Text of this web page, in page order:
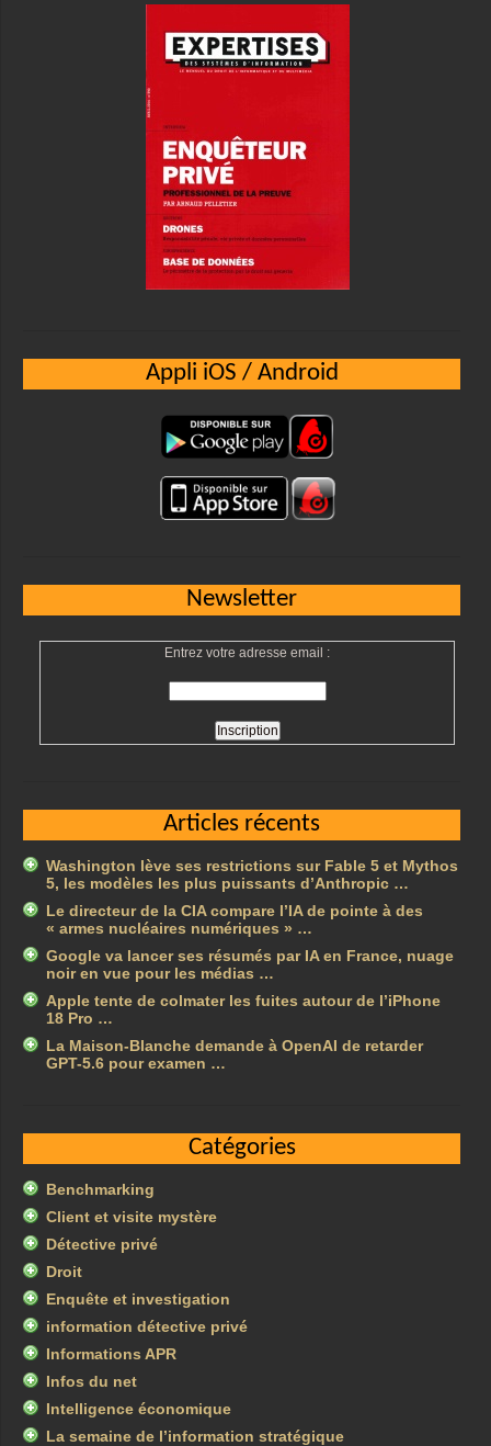
Appli iOS / Android
Newsletter
Entrez votre adresse email :
Articles récents
Washington lève ses restrictions sur Fable 5 et Mythos
5, les modèles les plus puissants d’Anthropic …
Le directeur de la CIA compare l’IA de pointe à des
« armes nucléaires numériques » …
Google va lancer ses résumés par IA en France, nuage
noir en vue pour les médias …
Apple tente de colmater les fuites autour de l’iPhone
18 Pro …
La Maison-Blanche demande à OpenAI de retarder
GPT-5.6 pour examen …
Catégories
Benchmarking
Client et visite mystère
Détective privé
Droit
Enquête et investigation
information détective privé
Informations APR
Infos du net
Intelligence économique
La semaine de l’information stratégique